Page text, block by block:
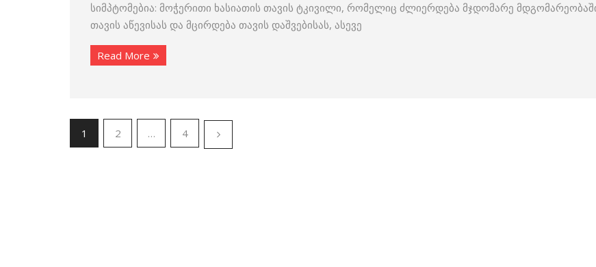
სიმპტომებია: მოჭერითი ხასიათის თავის ტკივილი, რომელიც ძლიერდება მჯდომარე
თავის აწევისას და მცირდება თავის დაშვებისას, ასევე
Read More
1 2 … 4